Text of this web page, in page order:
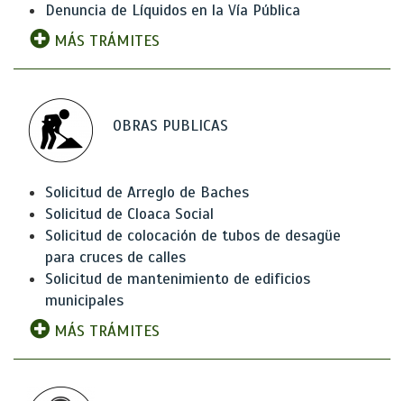
Denuncia de Líquidos en la Vía Pública
MÁS TRÁMITES
OBRAS PUBLICAS
Solicitud de Arreglo de Baches
Solicitud de Cloaca Social
Solicitud de colocación de tubos de desagüe
para cruces de calles
Solicitud de mantenimiento de edificios
municipales
MÁS TRÁMITES